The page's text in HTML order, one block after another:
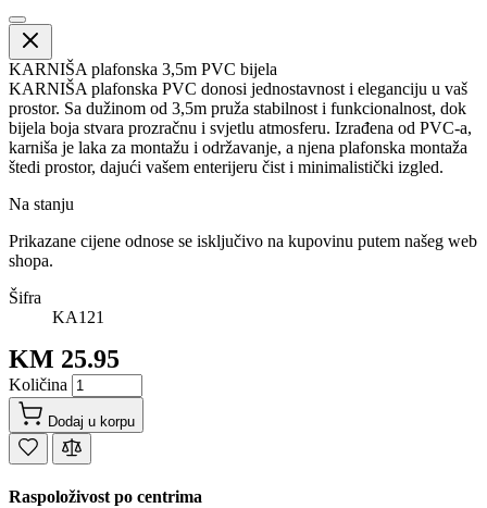
KARNIŠA plafonska 3,5m PVC bijela
KARNIŠA plafonska PVC donosi jednostavnost i eleganciju u vaš
prostor. Sa dužinom od 3,5m pruža stabilnost i funkcionalnost, dok
bijela boja stvara prozračnu i svjetlu atmosferu. Izrađena od PVC-a,
karniša je laka za montažu i održavanje, a njena plafonska montaža
štedi prostor, dajući vašem enterijeru čist i minimalistički izgled.
Na stanju
Prikazane cijene odnose se isključivo na kupovinu putem našeg web
shopa.
Šifra
KA121
KM 25.95
Količina
Dodaj u korpu
Raspoloživost po centrima